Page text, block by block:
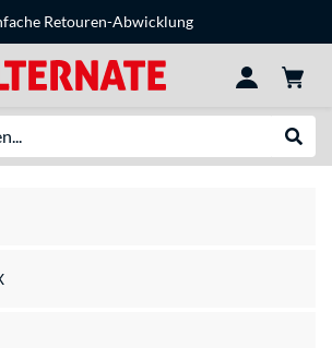
Retouren-Abwicklung